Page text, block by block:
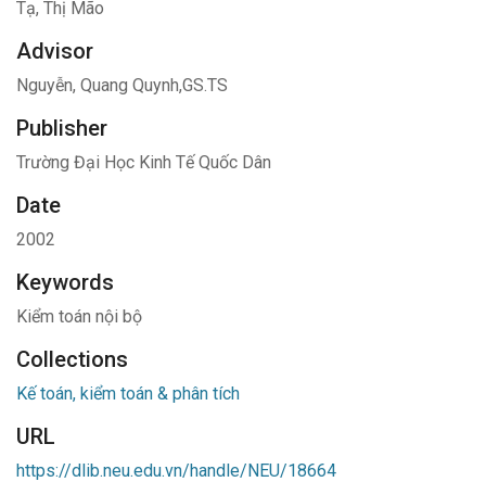
Tạ, Thị Mão
Advisor
Nguyễn, Quang Quynh,GS.TS
Publisher
Trường Đại Học Kinh Tế Quốc Dân
Date
2002
Keywords
Kiểm toán nội bộ
Collections
Kế toán, kiểm toán & phân tích
URL
https://dlib.neu.edu.vn/handle/NEU/18664